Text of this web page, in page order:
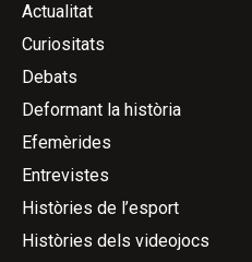
Actualitat
Curiositats
Debats
Deformant la història
Efemèrides
Entrevistes
Històries de l’esport
Històries dels videojocs